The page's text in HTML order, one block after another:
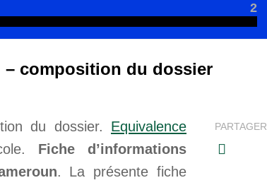
2
– composition du dossier
du dossier. Equivalence
Fiche d’informations
. La présente fiche
PARTAGER